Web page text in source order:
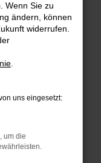
können:
deine
deine
in einem
Wenn Sie zu
ändern, können
widerrufen.
uns eingesetzt:
um die